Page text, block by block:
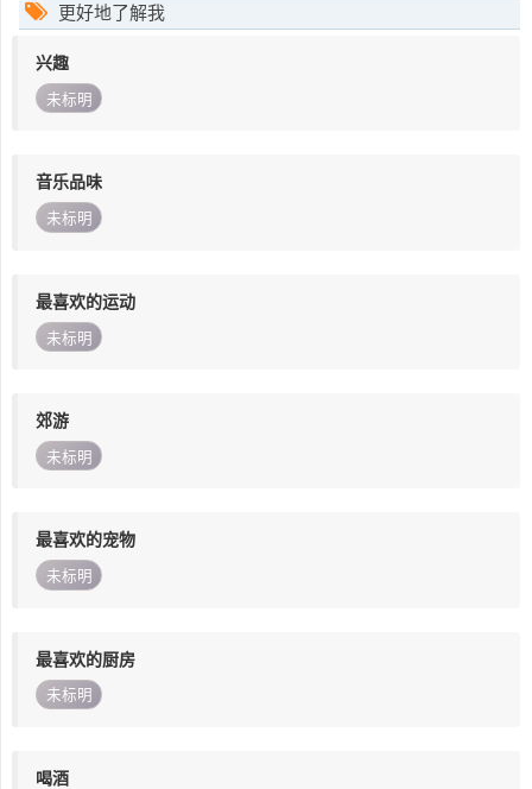
更好地了解我
兴趣
未标明
音乐品味
未标明
最喜欢的运动
未标明
郊游
未标明
最喜欢的宠物
未标明
最喜欢的厨房
未标明
喝酒